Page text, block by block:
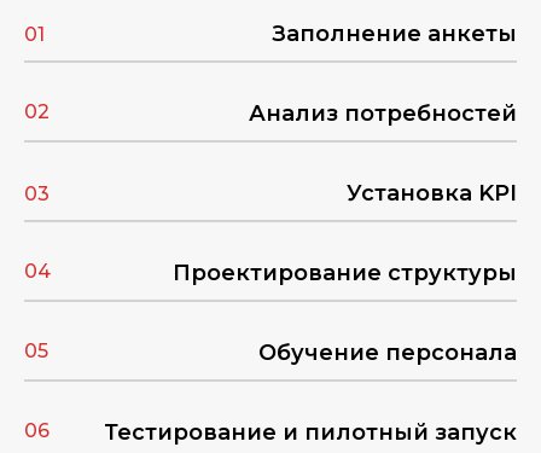
01 Заполнение анкеты
02 Анализ потребностей
03 Установка KPI
04 Проектирование структуры
05 Обучение персонала
06 Тестирование и пилотный запуск